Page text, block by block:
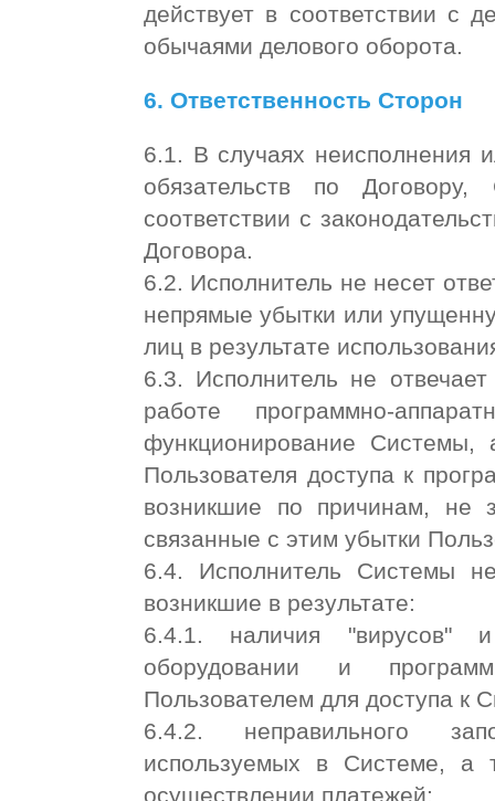
действует в соответствии с
обычаями делового оборота.
6. Ответственность Сторон
6.1. В случаях неисполнения
обязательств по
соответствии с
Договора.
6.2. Исполнитель не несет
непрямые убытки или
лиц в результате
6.3. Исполнитель не
работе программно-
функционирование Системы,
Пользователя доступа к
возникшие по причинам, не
связанные с этим убытки
6.4. Исполнитель Системы
возникшие в результате:
6.4.1. наличия "вирусов"
оборудовании и
Пользователем для доступа к
6.4.2. неправильного
используемых в Системе, а
осуществлении платежей;